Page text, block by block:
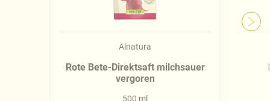
Alnatura
Rote Bete-Direktsaft milchsauer
vergoren
500 ml